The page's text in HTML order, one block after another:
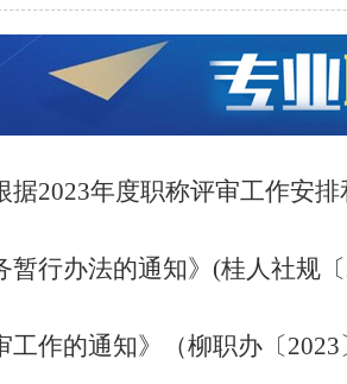
据2023年度职称评审工作安
暂行办法的通知》(桂人社规
工作的通知》（柳职办〔